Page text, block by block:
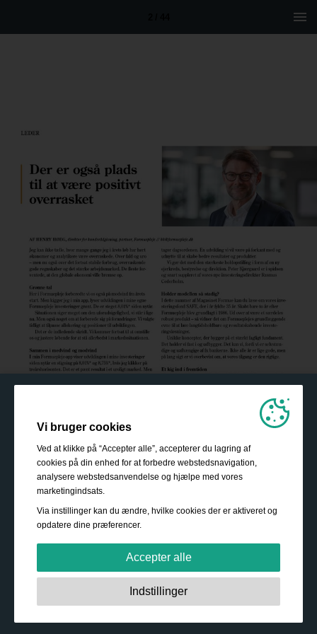
Sådan bliver du investor
Vi bruger cookies
Ved at klikke på “Accepter alle”, accepterer du lagring af
cookies på din enhed for at forbedre webstedsnavigation,
analysere webstedsanvendelse og hjælpe med vores
marketingindsats.
Via instillinger kan du ændre, hvilke cookies der er aktiveret og
opdatere dine præferencer.
Accepter alle
Strengt nødvendige:
Disse cookies er essentielle for at
sikre grundlæggende funktionalitet såsom navigation,
Indstillinger